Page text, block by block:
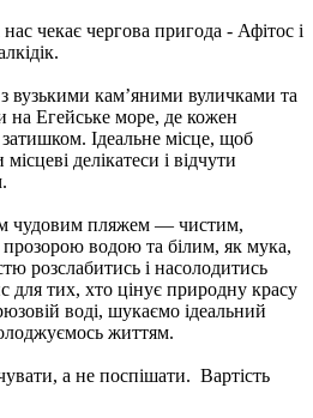
чекає чергова пригода - Афітос і
.
вузькими кам’яними вуличками та
Егейське море, де кожен
Ідеальне місце, щоб
делікатеси і відчути
чудовим пляжем — чистим,
водою та білим, як мука,
розслабитись і насолодитись
для тих, хто цінує природну красу
воді, шукаємо ідеальний
життям.
а не поспішати. Вартість